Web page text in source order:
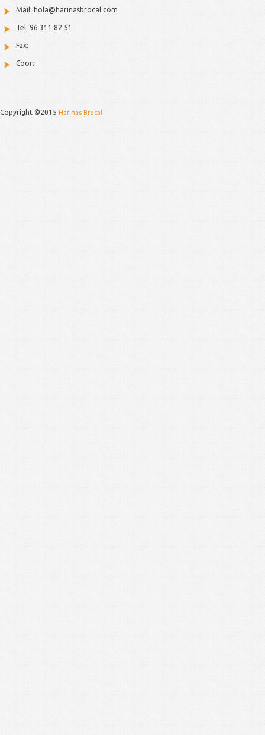
Mail: hola@harinasbrocal.com
Tel: 96 311 82 51
Fax:
Coor:
Copyright ©2015 Harinas Brocal